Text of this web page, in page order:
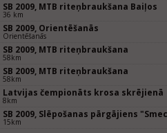
SB 2009, MTB riteņbraukšana Baiļos
36 km
SB 2009, Orientēšanās
Orientēšanās
SB 2009, MTB riteņbraukšana
58km
SB 2009, MTB riteņbraukšana
58km
Latvijas čempionāts krosa skrējienā
8km
SB 2009, Slēpošanas pārgājiens
15km